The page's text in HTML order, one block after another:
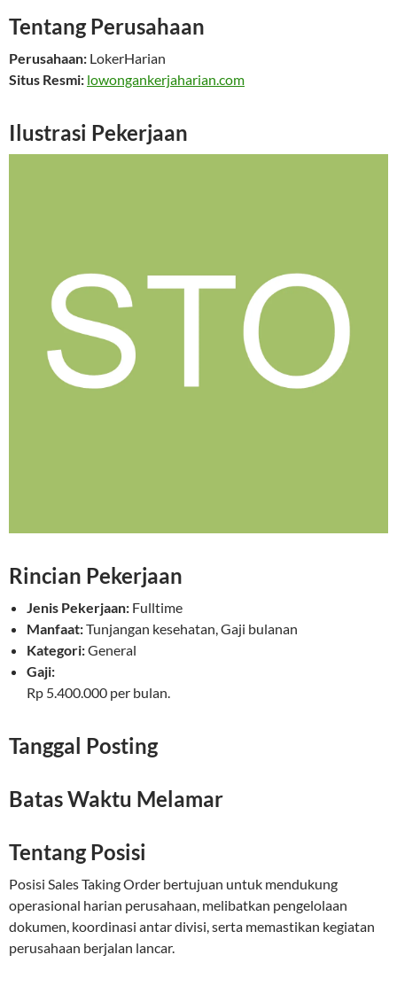
Tentang Perusahaan
Perusahaan: LokerHarian
Situs Resmi: lowongankerjaharian.com
Ilustrasi Pekerjaan
Rincian Pekerjaan
Jenis Pekerjaan: Fulltime
Manfaat:Tunjangan kesehatan, Gaji bulanan
Kategori:General
Gaji:
Rp 5.400.000 per bulan.
Tanggal Posting
Batas Waktu Melamar
Tentang Posisi
Posisi Sales Taking Order bertujuan untuk mendukung
operasional harian perusahaan, melibatkan pengelolaan
dokumen, koordinasi antar divisi, serta memastikan kegiatan
perusahaan berjalan lancar.